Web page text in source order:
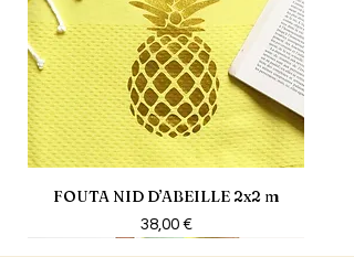
FOUTA NID D’ABEILLE 2x2 m
Prix
38,00 €